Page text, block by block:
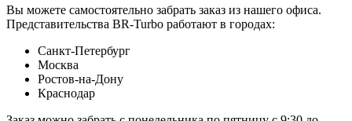
Вы можете самостоятельно забрать заказ из нашего офиса.
Представительства BR-Turbo работают в городах:
Санкт-Петербург
Москва
Ростов-на-Дону
Краснодар